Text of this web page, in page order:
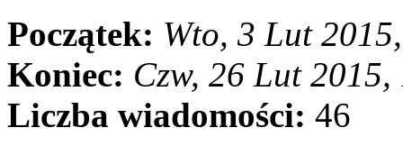
Początek: Wto, 3 Lut
Koniec: Czw, 26 Lut
Liczba wiadomości: 46